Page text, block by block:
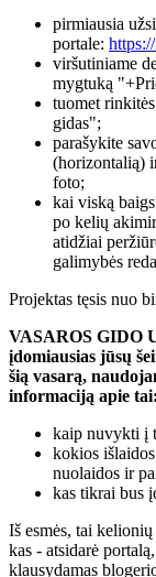
pirmiausia
portale:
viršutiniame
mygtuką
tuomet
gidas";
parašykite
(horizontalią)
foto;
kai viską
po kelių
atidžiai
galimybės
Projektas tęsis nuo
VASAROS GIDO
įdomiausias jūsų
šią vasarą,
informaciją apie tai:
kaip nuvykti į
kokios
nuolaidos ir
kas tikrai bus
Iš esmės, tai
kas - atsidarė
klausydamas